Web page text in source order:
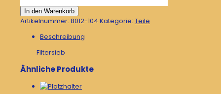
In den Warenkorb
Artikelnummer: 8012-104 Kategorie: Teile
Beschreibung
Filtersieb
Ähnliche Produkte